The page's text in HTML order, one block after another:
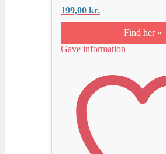
199,00 kr.
Find her »
Gave information